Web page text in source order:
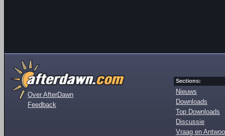
Over AfterDawn
Feedback
Sections:
Nieuws
Downloads
Top Downloads
Discussie
Vraag en